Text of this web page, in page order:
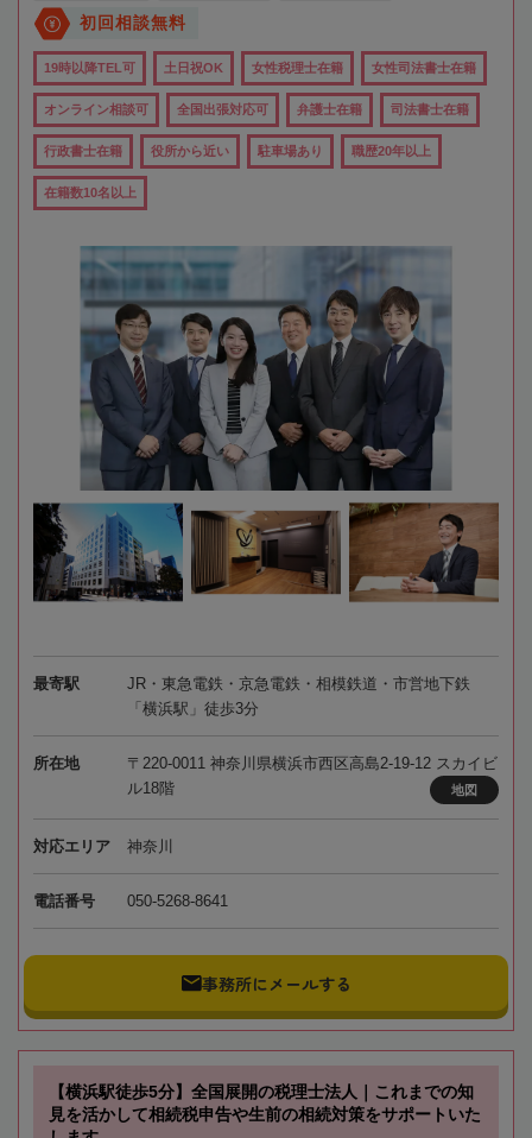
初回相談無料
19時以降TEL可 土日祝OK 女性税理士在籍 女性司法書士在籍
オンライン相談可 全国出張対応可 弁護士在籍 司法書士在籍
行政書士在籍 役所から近い 駐車場あり 職歴20年以上
在籍数10名以上
最寄駅
JR・東急電鉄・京急電鉄・相模鉄道・市営地下鉄
「横浜駅」徒歩3分
所在地
〒220-0011 神奈川県横浜市西区高島2-19-12 スカイビ
ル18階
地図
対応エリア 神奈川
電話番号 050-5268-8641
事務所にメールする
【横浜駅徒歩5分】全国展開の税理士法人｜これまでの知
見を活かして相続税申告や生前の相続対策をサポートいた